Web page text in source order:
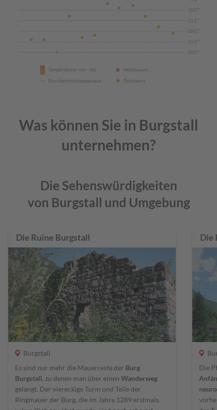
Was können Sie in Burgstall
unternehmen?
Die Sehenswürdigkeiten
von Burgstall und Umgebung
Die Ruine Burgstall
Burgstall
Es sind nur mehr die Mauerreste der Burg
Burgstall, zu denen man über einen Wanderweg
gelangt. Der viereckige Turm und Teile der
Ringmauer der Burg, die im Jahre 1289 erstmals
Die
Die